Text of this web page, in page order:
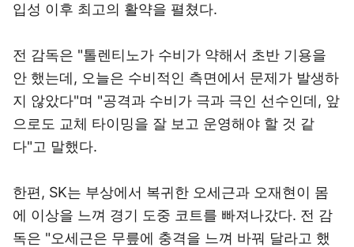
입성 이후 최고의 활약을 펼쳤다.
전 감독은 "톨렌티노가 수비가 약해서 초반 기용을
안 했는데, 오늘은 수비적인 측면에서 문제가 발생하
지 않았다"며 "공격과 수비가 극과 극인 선수인데, 앞
으로도 교체 타이밍을 잘 보고 운영해야 할 것 같
다"고 말했다.
한편, SK는 부상에서 복귀한 오세근과 오재현이 몸
에 이상을 느껴 경기 도중 코트를 빠져나갔다. 전 감
독은 "오세근은 무릎에 충격을 느껴 바꿔 달라고 했